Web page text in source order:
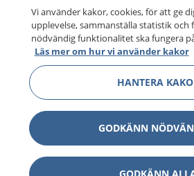
Vi använder kakor, cookies, för att ge
upplevelse, sammanställa statistik och
nödvändig funktionalitet ska fungera
Läs mer om hur vi använder kakor
HANTERA
GODKÄNN